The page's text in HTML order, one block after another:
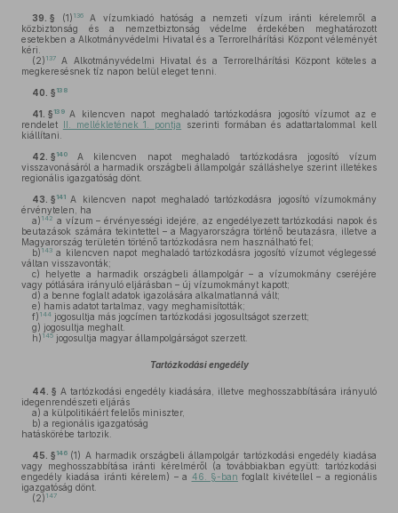
39. § (1) 136A vízumkiadó hatóság a nemzeti vízum iránti kérelemről a
közbiztonság és a nemzetbiztonság védelme érdekében meghatározott
esetekben a Alkotmányvédelmi Hivatal és a Terrorelhárítási Központ véleményét
kéri.
(2) 137
A Alkotmányvédelmi Hivatal és a Terrorelhárítási Központ köteles a
megkeresésnek tíz napon belül eleget tenni.
40. § 138
41. § 139
A kilencven napot meghaladó tartózkodásra jogosító vízumot az e
rendelet II. mellékletének 1. pontja szerinti formában és adattartalommal kell
kiállítani.
42. § 140
A kilencven napot meghaladó tartózkodásra jogosító vízum
visszavonásáról a harmadik országbeli állampolgár szálláshelye szerint illetékes
regionális igazgatóság dönt.
43. § 141 A kilencven napot meghaladó tartózkodásra jogosító vízumokmány
érvénytelen, ha
a) 142 a vízum – érvényességi idejére, az engedélyezett tartózkodási napok és
beutazások számára tekintettel – a Magyarországra történő beutazásra, illetve a
Magyarország területén történő tartózkodásra nem használható fel;
b) 143 a kilencven napot meghaladó tartózkodásra jogosító vízumot véglegessé
váltan visszavonták;
c) helyette a harmadik országbeli állampolgár – a vízumokmány cseréjére
vagy pótlására irányuló eljárásban – új vízumokmányt kapott;
d) a benne foglalt adatok igazolására alkalmatlanná vált;
e) hamis adatot tartalmaz, vagy meghamisították;
f) 144 jogosultja más jogcímen tartózkodási jogosultságot szerzett;
g) jogosultja meghalt.
h) 145 jogosultja magyar állampolgárságot szerzett.
Tartózkodási engedély
44. § A tartózkodási engedély kiadására, illetve meghosszabbítására irányuló
idegenrendészeti eljárás
a) a külpolitikáért felelős miniszter,
b) a regionális igazgatóság
hatáskörébe tartozik.
45. § 146 (1) A harmadik országbeli állampolgár tartózkodási engedély kiadása
vagy meghosszabbítása iránti kérelméről (a továbbiakban együtt: tartózkodási
engedély kiadása iránti kérelem) – a 46. §-ban foglalt kivétellel – a regionális
igazgatóság dönt.
(2) 147